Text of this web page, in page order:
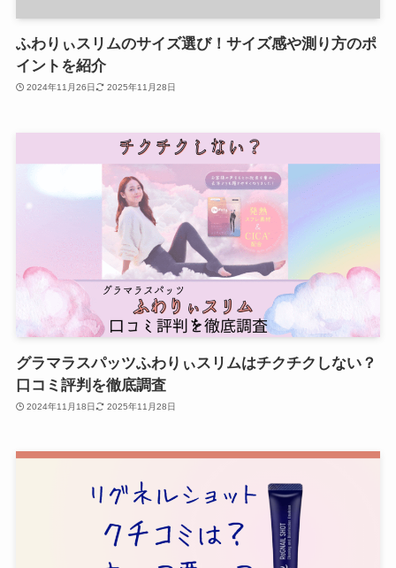
ふわりぃスリムのサイズ選び！サイズ感や測り方のポ
イントを紹介
2024年11月26日 2025年11月28日
グラマラスパッツふわりぃスリムはチクチクしない？
口コミ評判を徹底調査
2024年11月18日 2025年11月28日